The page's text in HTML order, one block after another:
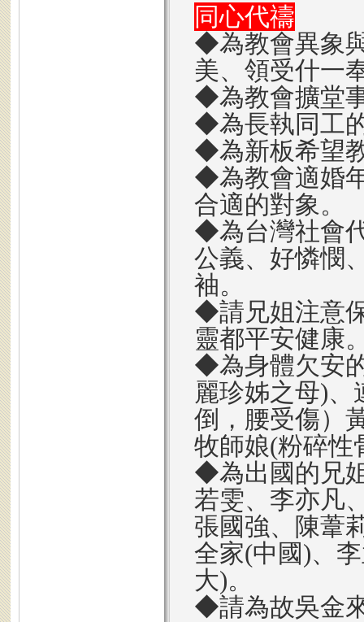
同心代禱
◆為教會異象
美、領受什一
◆為教會擴堂
◆為長執同工
◆為新板希望
◆為教會適婚
合適的對象。
◆為台灣社會
公義、好憐憫
袖。
◆請兄姐注意
靈都平安健康
◆為身體欠安
麗珍姊之母)
倒，腰受傷）
牧師娘(粉碎性
◆為出國的兄
若雯、李亦凡
張國強、陳葦
全家(中國)、
大)。
◆請為故吳金